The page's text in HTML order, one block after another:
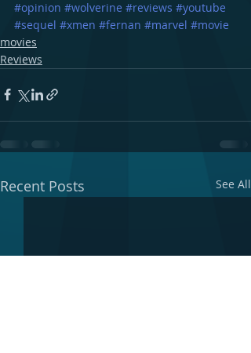
#opinion #wolverine #reviews #youtube
#sequel #xmen #fernan #marvel #movie
movies
Reviews
Recent Posts See All